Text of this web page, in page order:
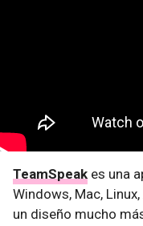
TeamSpeak es una
Windows, Mac,
un diseño mucho